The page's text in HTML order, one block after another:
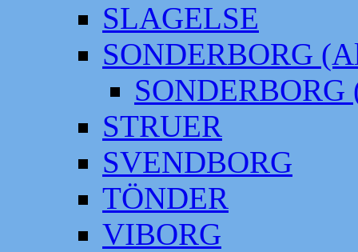
SLAGELSE
SONDERBORG
SONDERBORG
STRUER
SVENDBORG
TÖNDER
VIBORG